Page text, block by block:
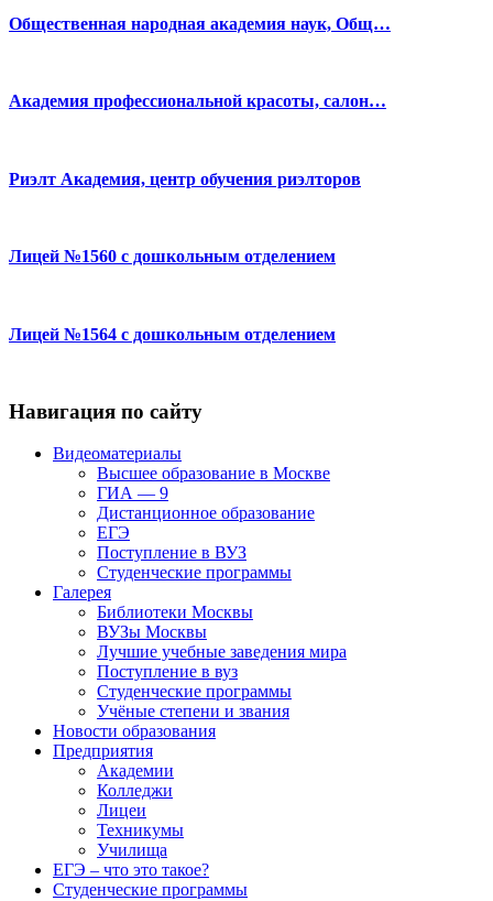
Общественная народная академия наук, Общ…
Академия профессиональной красоты, салон…
Риэлт Академия, центр обучения риэлторов
Лицей №1560 с дошкольным отделением
Лицей №1564 с дошкольным отделением
Навигация по сайту
Видеоматериалы
Высшее образование в Москве
ГИА — 9
Дистанционное образование
ЕГЭ
Поступление в ВУЗ
Студенческие программы
Галерея
Библиотеки Москвы
ВУЗы Москвы
Лучшие учебные заведения мира
Поступление в вуз
Студенческие программы
Учёные степени и звания
Новости образования
Предприятия
Академии
Колледжи
Лицеи
Техникумы
Училища
ЕГЭ – что это такое?
Студенческие программы